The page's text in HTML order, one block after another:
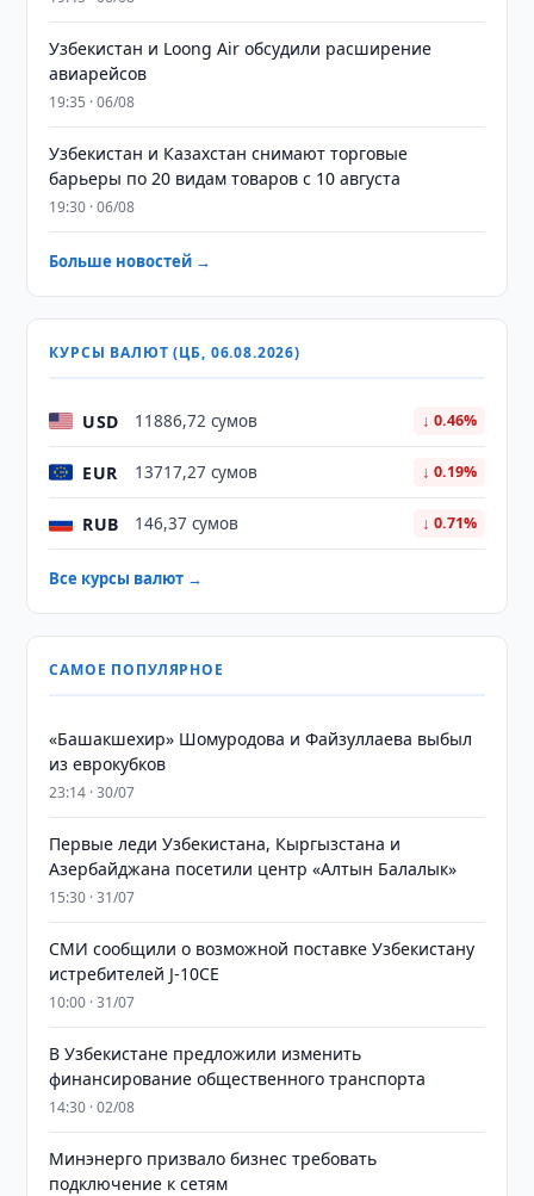
Узбекистан и Loong Air обсудили расширение
авиарейсов
19:35 · 06/08
Узбекистан и Казахстан снимают торговые
барьеры по 20 видам товаров с 10 августа
19:30 · 06/08
Больше новостей →
КУРСЫ ВАЛЮТ (ЦБ, 06.08.2026)
USD 11886,72 сумов ↓ 0.46%
EUR 13717,27 сумов ↓ 0.19%
RUB 146,37 сумов ↓ 0.71%
Все курсы валют →
САМОЕ ПОПУЛЯРНОЕ
«Башакшехир» Шомуродова и Файзуллаева выбыл
из еврокубков
23:14 · 30/07
Первые леди Узбекистана, Кыргызстана и
Азербайджана посетили центр «Алтын Балалык»
15:30 · 31/07
СМИ сообщили о возможной поставке Узбекистану
истребителей J-10CE
10:00 · 31/07
В Узбекистане предложили изменить
финансирование общественного транспорта
14:30 · 02/08
Минэнерго призвало бизнес требовать
подключение к сетям